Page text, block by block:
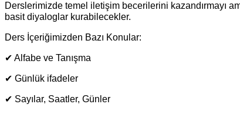
Derslerimizde temel iletişim becerilerini kazandırmayı
basit diyaloglar kurabilecekler.
Ders İçeriğimizden Bazı Konular:
✔ Alfabe ve Tanışma
✔ Günlük ifadeler
✔ Sayılar, Saatler, Günler